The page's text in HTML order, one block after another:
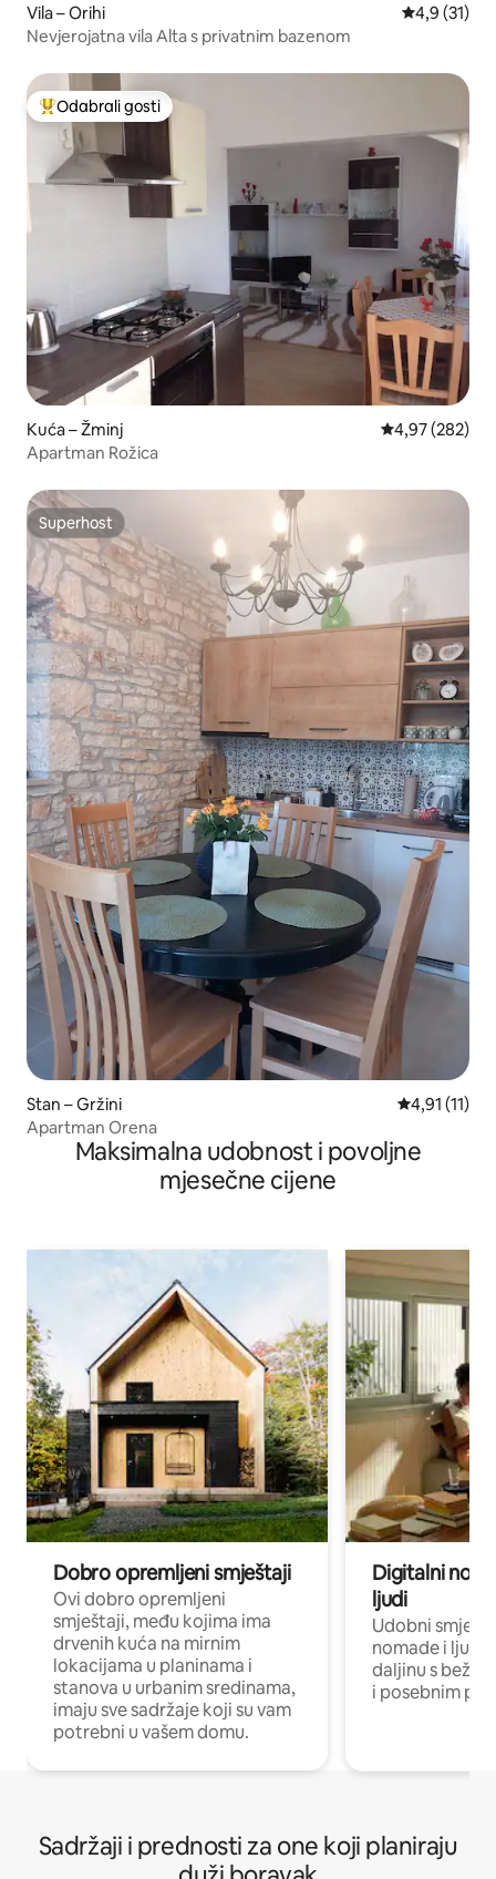
Vila – Orihi Prosječna
4,9 (31)
Nevjerojatna vila Alta s privatnim bazenom
Među najviše rangiranima s oznakom „Odabrali gosti”
Odabrali gosti
Kuća – Žminj Prosječna
4,97 (282)
Apartman Rožica
Superhost
Superhost
Stan – Gržini Prosječna
4,91 (11)
Apartman Orena
Maksimalna udobnost i povoljne
mjesečne cijene
Dobro opremljeni smještaji
Ovi dobro opremljeni
smještaji, među kojima ima
drvenih kuća na mirnim
lokacijama u planinama i
stanova u urbanim sredinama,
imaju sve sadržaje koji su vam
potrebni u vašem domu.
Digitalni
ljudi
Udobni
nomade i ljude
daljinu s
i posebnim
Sadržaji i prednosti za one koji planiraju